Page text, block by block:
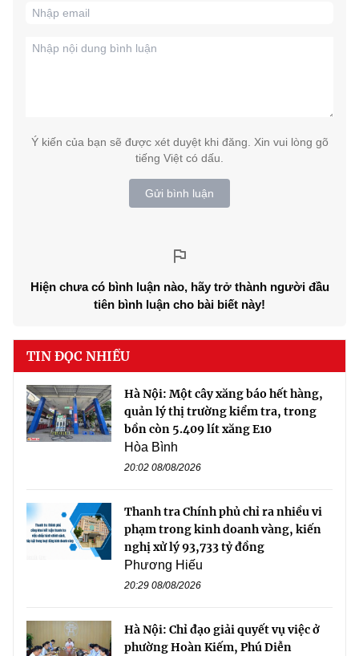
Ý kiến của bạn sẽ được xét duyệt khi đăng. Xin vui lòng gõ
tiếng Việt có dấu.
Gửi bình luận
Hiện chưa có bình luận nào, hãy trở thành người đầu
tiên bình luận cho bài biết này!
TIN ĐỌC NHIỀU
Hà Nội: Một cây xăng báo hết hàng,
quản lý thị trường kiểm tra, trong
bồn còn 5.409 lít xăng E10
Hòa Bình
20:02 08/08/2026
Thanh tra Chính phủ chỉ ra nhiều vi
phạm trong kinh doanh vàng, kiến
nghị xử lý 93,733 tỷ đồng
Phương Hiếu
20:29 08/08/2026
Hà Nội: Chỉ đạo giải quyết vụ việc ở
phường Hoàn Kiếm, Phú Diễn